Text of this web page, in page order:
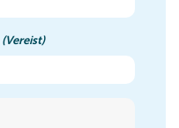
(Vereist)